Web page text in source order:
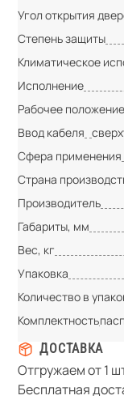
Угол открытия
Степень защиты
Климатическое
Исполнение
Рабочее
Ввод кабеля
Сфера применения
Страна
Производитель
Габариты, мм
Вес, кг
Упаковка
Количество в
Комплектность
ДОСТАВКА
Отгружаем от 1
Бесплатная